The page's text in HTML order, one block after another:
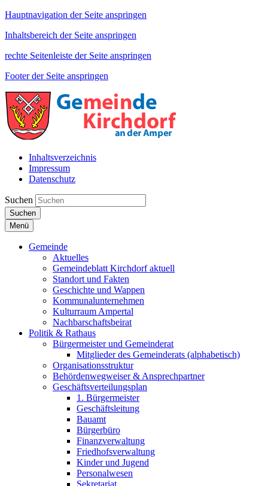
Hauptnavigation der Seite anspringen
Inhaltsbereich der Seite anspringen
rechte Seitenleiste der Seite anspringen
Footer der Seite anspringen
Inhaltsverzeichnis
Impressum
Datenschutz
Suchen
Suchen
Menü
Gemeinde
Aktuelles
Gemeindeblatt Kirchdorf aktuell
Standort und Fakten
Geschichte und Wappen
Kommunalunternehmen
Kulturraum Ampertal
Nachbarschaftsbeirat
Politik & Rathaus
Bürgermeister und Gemeinderat
Mitglieder des Gemeinderats (alphabetisch)
Organisationsstruktur
Behördenwegweiser & Ansprechpartner
Geschäftsverteilungsplan
1. Bürgermeister
Geschäftsleitung
Bauamt
Bürgerbüro
Finanzverwaltung
Friedhofsverwaltung
Kinder und Jugend
Personalwesen
Sekretariat